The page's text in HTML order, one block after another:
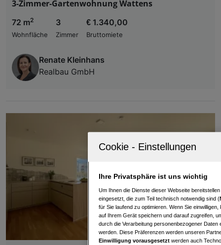
3-Zimmer-Gartenwohnung Wattens
72 m2
Wohnfläche
3
Zimmer
€ 1.340,00
Bruttomiete
Renate Kleinhans
Realbau GmbH
Ihre Privatsphäre ist uns wichtig
Um Ihnen die Dienste dieser Webseite
eingesetzt, die zum Teil technisch notwendig sind (
für Sie laufend zu optimieren. Wenn Sie
auf Ihrem Gerät speichern und darauf zugreifen,
durch die Verarbeitung personenbezogener
werden. Diese Präferenzen werden unseren
Einwilligung vorausgesetzt werden auch